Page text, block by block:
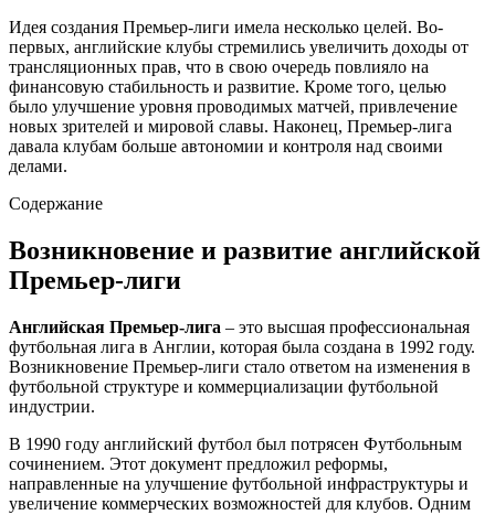
Идея создания Премьер-лиги имела несколько целей. Во-
первых, английские клубы стремились увеличить доходы от
трансляционных прав, что в свою очередь повлияло на
финансовую стабильность и развитие. Кроме того, целью
было улучшение уровня проводимых матчей, привлечение
новых зрителей и мировой славы. Наконец, Премьер-лига
давала клубам больше автономии и контроля над своими
делами.
Содержание
Возникновение и развитие английской
Премьер-лиги
Английская Премьер-лига – это высшая профессиональная
футбольная лига в Англии, которая была создана в 1992 году.
Возникновение Премьер-лиги стало ответом на изменения в
футбольной структуре и коммерциализации футбольной
индустрии.
В 1990 году английский футбол был потрясен Футбольным
сочинением. Этот документ предложил реформы,
направленные на улучшение футбольной инфраструктуры и
увеличение коммерческих возможностей для клубов. Одним